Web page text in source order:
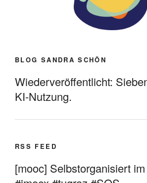
BLOG SANDRA SCHÖN
Wiederveröffentlicht:
KI-Nutzung.
RSS FEED
[mooc] Selbstorganisiert